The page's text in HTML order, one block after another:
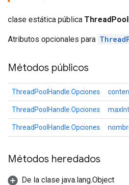
clase estática pública
Atributos opcionales para
Métodos públicos
ThreadPoolHandle.Opciones
ThreadPoolHandle.Opciones
ThreadPoolHandle.Opciones
Métodos heredados
De la clase java.lang.Object